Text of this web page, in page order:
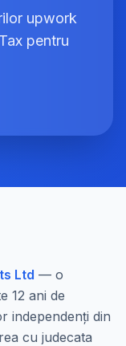
upwork
pentru
Ltd — o
12 ani de
independenți din
cu judecata